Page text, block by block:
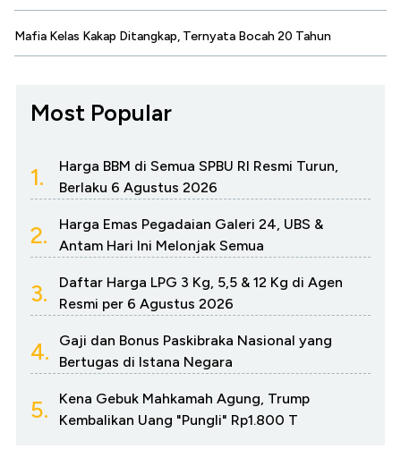
Mafia Kelas Kakap Ditangkap, Ternyata Bocah 20 Tahun
Most Popular
1.
Harga BBM di Semua SPBU RI Resmi Turun,
Berlaku 6 Agustus 2026
2.
Harga Emas Pegadaian Galeri 24, UBS &
Antam Hari Ini Melonjak Semua
3.
Daftar Harga LPG 3 Kg, 5,5 & 12 Kg di Agen
Resmi per 6 Agustus 2026
4.
Gaji dan Bonus Paskibraka Nasional yang
Bertugas di Istana Negara
5.
Kena Gebuk Mahkamah Agung, Trump
Kembalikan Uang "Pungli" Rp1.800 T